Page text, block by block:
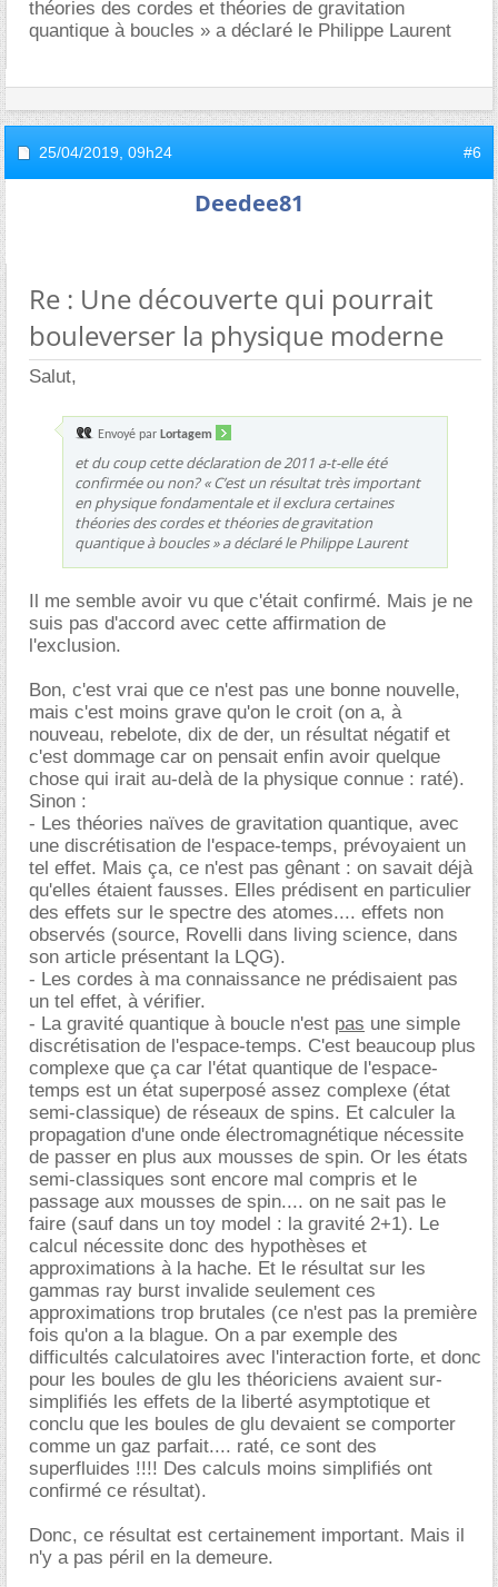
théories des cordes et théories de gravitation
quantique à boucles » a déclaré le Philippe Laurent
25/04/2019, 09h24 #6
Deedee81
Re : Une découverte qui pourrait
bouleverser la physique moderne
Salut,
Envoyé par Lortagem
et du coup cette déclaration de 2011 a-t-elle été
confirmée ou non? « C’est un résultat très important
en physique fondamentale et il exclura certaines
théories des cordes et théories de gravitation
quantique à boucles » a déclaré le Philippe Laurent
Il me semble avoir vu que c'était confirmé. Mais je ne
suis pas d'accord avec cette affirmation de
l'exclusion.
Bon, c'est vrai que ce n'est pas une bonne nouvelle,
mais c'est moins grave qu'on le croit (on a, à
nouveau, rebelote, dix de der, un résultat négatif et
c'est dommage car on pensait enfin avoir quelque
chose qui irait au-delà de la physique connue : raté).
Sinon :
- Les théories naïves de gravitation quantique, avec
une discrétisation de l'espace-temps, prévoyaient un
tel effet. Mais ça, ce n'est pas gênant : on savait déjà
qu'elles étaient fausses. Elles prédisent en particulier
des effets sur le spectre des atomes.... effets non
observés (source, Rovelli dans living science, dans
son article présentant la LQG).
- Les cordes à ma connaissance ne prédisaient pas
un tel effet, à vérifier.
- La gravité quantique à boucle n'est pas une simple
discrétisation de l'espace-temps. C'est beaucoup plus
complexe que ça car l'état quantique de l'espace-
temps est un état superposé assez complexe (état
semi-classique) de réseaux de spins. Et calculer la
propagation d'une onde électromagnétique nécessite
de passer en plus aux mousses de spin. Or les états
semi-classiques sont encore mal compris et le
passage aux mousses de spin.... on ne sait pas le
faire (sauf dans un toy model : la gravité 2+1). Le
calcul nécessite donc des hypothèses et
approximations à la hache. Et le résultat sur les
gammas ray burst invalide seulement ces
approximations trop brutales (ce n'est pas la première
fois qu'on a la blague. On a par exemple des
difficultés calculatoires avec l'interaction forte, et donc
pour les boules de glu les théoriciens avaient sur-
simplifiés les effets de la liberté asymptotique et
conclu que les boules de glu devaient se comporter
comme un gaz parfait.... raté, ce sont des
superfluides !!!! Des calculs moins simplifiés ont
confirmé ce résultat).
Donc, ce résultat est certainement important. Mais il
n'y a pas péril en la demeure.